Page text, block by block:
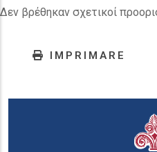
Δεν βρέθηκαν σχετικοί
IMPRIMARE